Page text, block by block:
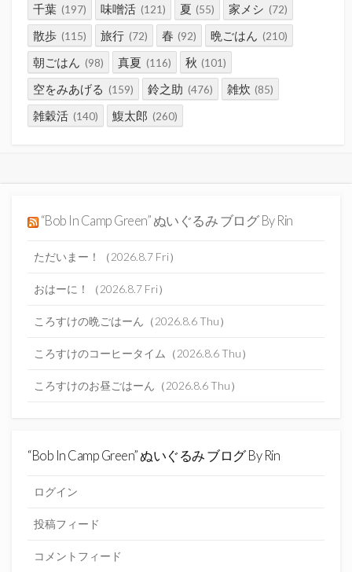
千葉 (197) 味噌活 (121) 夏 (55) 家メシ (72)
散歩 (115) 旅行 (72) 春 (92) 晩ごはん (210)
朝ごはん (98) 真夏 (116) 秋 (101)
空をみあげる (159) 鈴之助 (476) 雑炊 (85)
雑穀活 (140) 鰒太郎 (260)
“Bob In Camp Green” ぬいぐるみ ブログ By Rin
ただいまー！（2026.8.7 Fri）
おはーに！（2026.8.7 Fri）
ころすけの晩ごはーん（2026.8.6 Thu）
ころすけのコーヒータイム（2026.8.6 Thu）
ころすけのお昼ごはーん（2026.8.6 Thu）
“Bob In Camp Green” ぬいぐるみ ブログ By Rin
ログイン
投稿フィード
コメントフィード